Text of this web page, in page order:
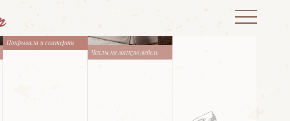
Покрывала и скатерти
Чехлы на мягкую мебель